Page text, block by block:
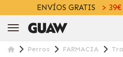
ENVÍOS GRATIS > 39€
Perros FARMACIA